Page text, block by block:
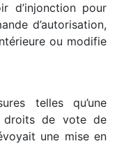
d’injonction pour
d’autorisation,
ou modifie
telles qu’une
droits de vote de
une mise en